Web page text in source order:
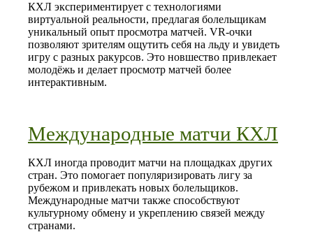
КХЛ экспериментирует с технологиями
виртуальной реальности, предлагая болельщикам
уникальный опыт просмотра матчей. VR-очки
позволяют зрителям ощутить себя на льду и увидеть
игру с разных ракурсов. Это новшество привлекает
молодёжь и делает просмотр матчей более
интерактивным.
Международные матчи КХЛ
КХЛ иногда проводит матчи на площадках других
стран. Это помогает популяризировать лигу за
рубежом и привлекать новых болельщиков.
Международные матчи также способствуют
культурному обмену и укреплению связей между
странами.